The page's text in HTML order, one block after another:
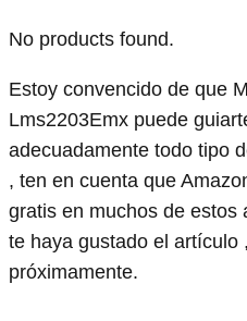
No products found.
Estoy convencido de que
Lms2203Emx puede
adecuadamente todo tipo
, ten en cuenta que
gratis en muchos de estos
te haya gustado el artículo
próximamente.